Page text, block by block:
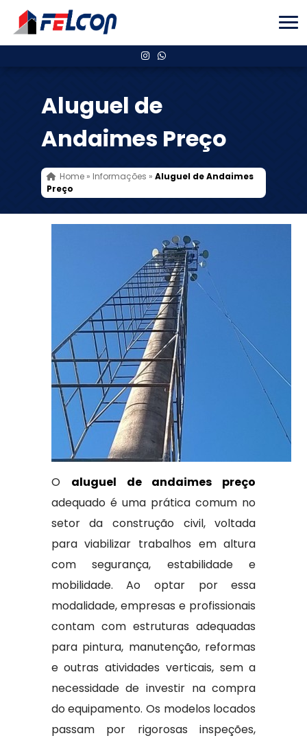
Aluguel de
Andaimes Preço
Home» Informações » Aluguel de Andaimes
Preço
O aluguel de andaimes preço
adequado é uma prática comum no
setor da construção civil, voltada
para viabilizar trabalhos em altura
com segurança, estabilidade e
mobilidade. Ao optar por essa
modalidade, empresas e profissionais
contam com estruturas adequadas
para pintura, manutenção, reformas
e outras atividades verticais, sem a
necessidade de investir na compra
do equipamento. Os modelos locados
passam por rigorosas inspeções,